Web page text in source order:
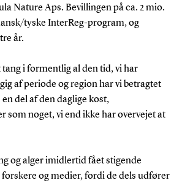
Nature Aps. Bevillingen på ca. 2 mio.
tyske InterReg-program, og
år.
i formentlig al den tid, vi har
af periode og region har vi betragtet
del af den daglige kost,
som noget, vi end ikke har overvejet at
og alger imidlertid fået stigende
og medier, fordi de dels udfører